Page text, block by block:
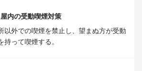
内の受動喫煙対策
以外での喫煙を禁止し、望まぬ方が受動
って喫煙する。